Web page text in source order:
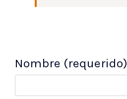
Nombre (requerido)